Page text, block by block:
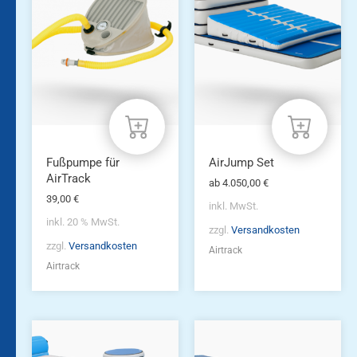
Fußpumpe für
AirTrack
39,00 €
inkl. 20 % MwSt.
zzgl. Versandkosten
Airtrack
weist
mehrere
Varianten
Produktseite
gewählt
AirJump Set
ab 4.050,00 €
inkl. MwSt.
zzgl. Versandkosten
Airtrack